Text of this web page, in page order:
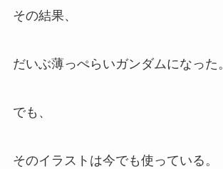
その結果、
だいぶ薄っぺらいガンダムになった。
でも、
そのイラストは今でも使っている。